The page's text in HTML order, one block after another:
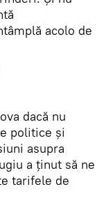
acolo de
dacă nu
politice și
asupra
a ținut să ne
tarifele de